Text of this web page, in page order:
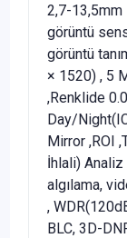
2,7-
görüntü
görüntü
× 1520) , 5
,Renklide
Day/
Mirror ,ROI
İhlali) Analiz
algılama,
,
BLC, 3D-